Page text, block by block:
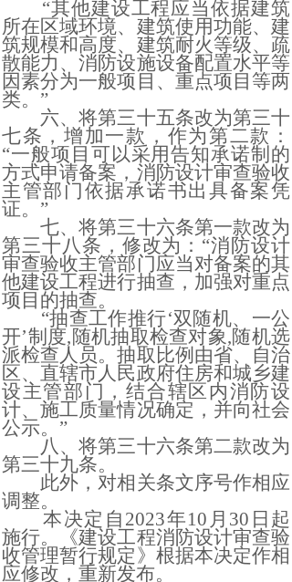
“其他建设工程应当依据建筑
所在区域环境、建筑使用功能、建
筑规模和高度、建筑耐火等级、疏
散能力、消防设施设备配置水平等
因素分为一般项目、重点项目等两
类。”
六、将第三十五条改为第三十
七条，增加一款，作为第二款：
“一般项目可以采用告知承诺制的
方式申请备案，消防设计审查验收
主管部门依据承诺书出具备案凭
证。”
七、将第三十六条第一款改为
第三十八条，修改为： “消防设计
审查验收主管部门应当对备案的其
他建设工程进行抽查，加强对重点
项目的抽查。
“抽查工作推行‘双随机、一公
开’制度,随机抽取检查对象,随机选
派检查人员。抽取比例由省、自治
区、直辖市人民政府住房和城乡建
设主管部门，结合辖区内消防设
计、施工质量情况确定，并向社会
公示。”
八、将第三十六条第二款改为
第三十九条。
此外，对相关条文序号作相应
调整。
本决定自 2023年10月30日起
施行。《建设工程消防设计审查验
收管理暂行规定》根据本决定作相
应修改，重新发布。